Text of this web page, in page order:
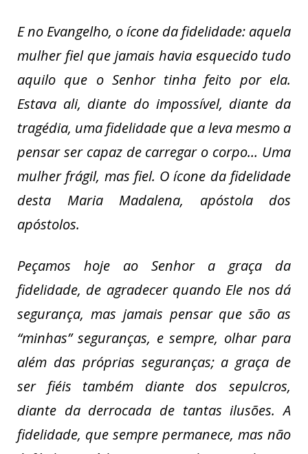
E no Evangelho, o ícone da fidelidade: aquela
mulher fiel que jamais havia esquecido tudo
aquilo que o Senhor tinha feito por ela.
Estava ali, diante do impossível, diante da
tragédia, uma fidelidade que a leva mesmo a
pensar ser capaz de carregar o corpo… Uma
mulher frágil, mas fiel. O ícone da fidelidade
desta Maria Madalena, apóstola dos
apóstolos.
Peçamos hoje ao Senhor a graça da
fidelidade, de agradecer quando Ele nos dá
segurança, mas jamais pensar que são as
“minhas” seguranças, e sempre, olhar para
além das próprias seguranças; a graça de
ser fiéis também diante dos sepulcros,
diante da derrocada de tantas ilusões. A
fidelidade, que sempre permanece, mas não